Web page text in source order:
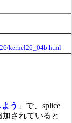
kernel26_04b.html
う 」で、splice
されていると